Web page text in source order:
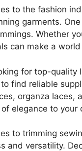
to the fashion
garments.
Whether
can make a
for top-quality
find reliable
organza laces,
elegance to your
to trimming
and versatility.